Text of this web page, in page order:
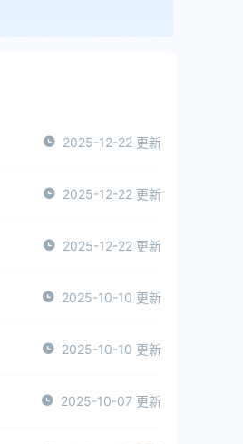
2025-12-22 更新
2025-12-22 更新
2025-12-22 更新
2025-10-10 更新
2025-10-10 更新
2025-10-07 更新